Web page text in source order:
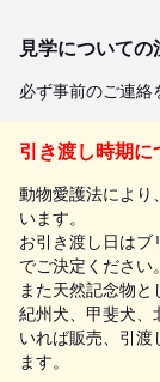
見学について
必ず事前のご連絡
引き渡し時期
動物愛護法により
います。
お引き渡し日は
でご決定ください。
また天然記念物と
紀州犬、甲斐犬、
いれば販売、引
ます。